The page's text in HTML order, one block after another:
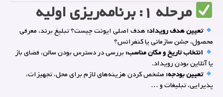
مرحله ۱: برنامه‌ریزی اولیه
تعیین هدف رویداد: هدف اصلی ایونت چیست؟ تبلیغ برند، معرفی
محصول، جشن سازمانی یا کنفرانس؟
انتخاب تاریخ و مکان مناسب: بررسی در دسترس بودن سالن، فضای باز
یا آنلاین بودن رویداد.
تعیین بودجه: مشخص کردن هزینه‌های لازم برای محل، تجهیزات،
پذیرایی، تبلیغات و …